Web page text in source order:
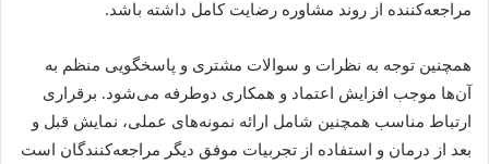
مراجعه‌کننده از روند مشاوره رضایت کامل داشته باشد.
همچنین توجه به نظرات و سوالات مشتری و پاسخگویی منظم به
آن‌ها موجب افزایش اعتماد و همکاری دوطرفه می‌شود. برقراری
ارتباط مناسب همچنین شامل ارائه نمونه‌های عملی، نمایش قبل و
بعد از درمان و استفاده از تجربیات موفق دیگر مراجعه‌کنندگان است